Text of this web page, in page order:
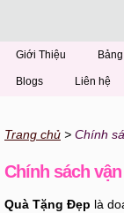
Giới Thiệu
Blogs Liên hệ
Trang chủ Chính
Chính sách
Quà Tặng Đẹp là